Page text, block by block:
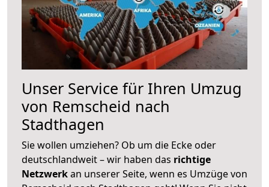
Unser Service für Ihren Umzug
von Remscheid nach
Stadthagen
Sie wollen umziehen? Ob um die Ecke oder
deutschlandweit – wir haben das richtige
Netzwerkan unserer Seite, wenn es Umzüge von